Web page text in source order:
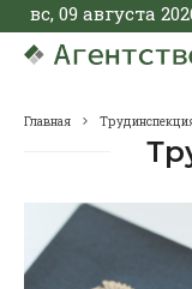
вс, 09 августа
Главная